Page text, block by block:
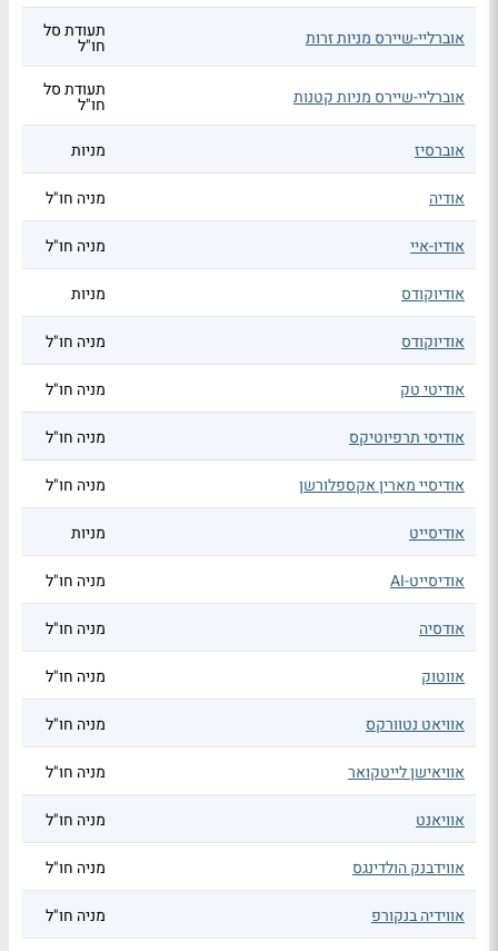
אוברליי-שיירס מניות זרות תעודת סל
חו"ל
אוברליי-שיירס מניות קטנות תעודת סל
חו"ל
אוברסיז
מניות
אודיה מניה חו"ל
אודיו-איי מניה חו"ל
אודיוקודס מניות
אודיוקודס מניה חו"ל
אודיטי טק מניה חו"ל
אודיסי תרפיוטיקס מניה חו"ל
אודיסיי מארין אקספלורשן מניה חו"ל
אודיסייט מניות
אודיסייט-AI מניה חו"ל
אודסיה מניה חו"ל
אווטוק מניה חו"ל
אוויאט נטוורקס מניה חו"ל
אוויאישן לייטקואר מניה חו"ל
אוויאנט מניה חו"ל
אווידבנק הולדינגס מניה חו"ל
אווידיה בנקורפ מניה חו"ל